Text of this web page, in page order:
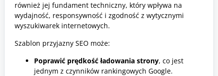
również jej fundament techniczny, który wpływa na
wydajność, responsywność i zgodność z wytycznymi
wyszukiwarek internetowych.
Szablon przyjazny SEO może:
Poprawić prędkość ładowania strony, co jest
jednym z czynników rankingowych Google.